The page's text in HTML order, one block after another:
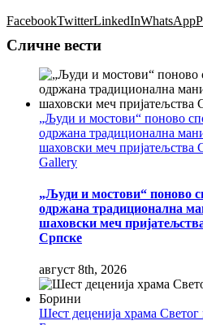
FacebookTwitterLinkedInWhatsApp
Сличне вести
„Људи и мостови“ поново
одржана традиционална
шаховски меч пријатељства
Gallery
„Људи и мостови“ поново
одржана традиционална
шаховски меч
Српске
август 8th, 2026
Шест деценија храма